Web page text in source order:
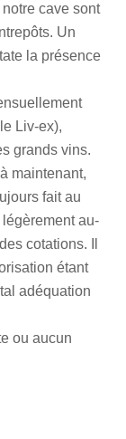
cave sont
Un
la présence
Liv-ex),
grands vins.
maintenant,
fait au
au-
cotations. Il
étant
adéquation
ou aucun